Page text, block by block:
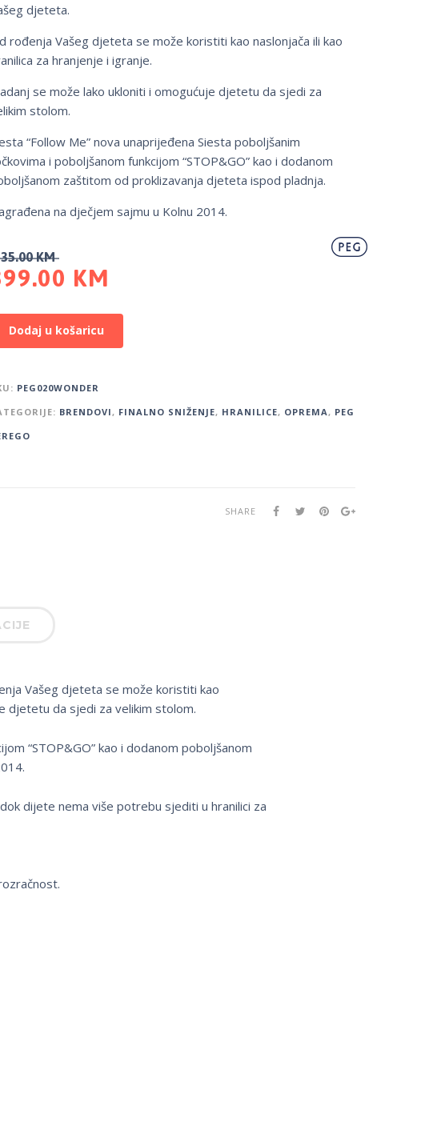
djeteta.
rođenja Vašeg djeteta se može koristiti kao naslonjača ili kao
za hranjenje i igranje.
se može lako ukloniti i omogućuje djetetu da sjedi za
stolom.
“Follow Me” nova unaprijeđena Siesta poboljšanim
i poboljšanom funkcijom “STOP&GO” kao i dodanom
zaštitom od proklizavanja djeteta ispod pladnja.
na dječjem sajmu u Kolnu 2014.
KM
KM
Dodaj u košaricu
PEG020WONDER
BRENDOVI, FINALNO SNIŽENJE, HRANILICE, OPREMA, PEG
SHARE
Vašeg djeteta se može koristiti kao
djetetu da sjedi za velikim stolom.
“STOP&GO” kao i dodanom poboljšanom
dijete nema više potrebu sjediti u hranilici za